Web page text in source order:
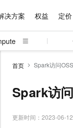
决方案 权益 定价
首页 Spark访问OSS
Spark访
更新时间： 2023-06-
千问AI平台
精选产品
大模型服务与应用平台
多元化、高性能、安全可
精选解决方案
企业级Agent产品，直接
普惠上云
云服务器38元/年起，超
推荐新用户得奖励，单订
产品定价
了解云产品的定价详情
云上成本管理
管理和优化成本
精选商城
多端小程序
成为销售伙伴
咨询伙伴
销售伙伴合作计划
售前咨询
售后服务
自助服务
为什么选择阿里云
技术领先